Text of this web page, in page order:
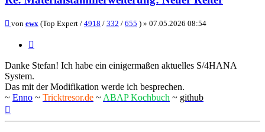
Beitrag
von ewx (Top Expert / 4918 / 332 / 655 ) » 07.05.2026 08:54
Danke Stefan! Ich habe ein einigermaßen aktuelles S/4HANA
System.
Das mit der Modifikation werde ich besprechen.
~ Enno ~ Tricktresor.de ~ ABAP Kochbuch ~ github